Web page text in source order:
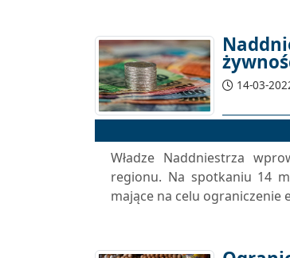
14-03-
Władze Naddniestrza
regionu. Na spotkaniu 14
mające na celu ograniczenie